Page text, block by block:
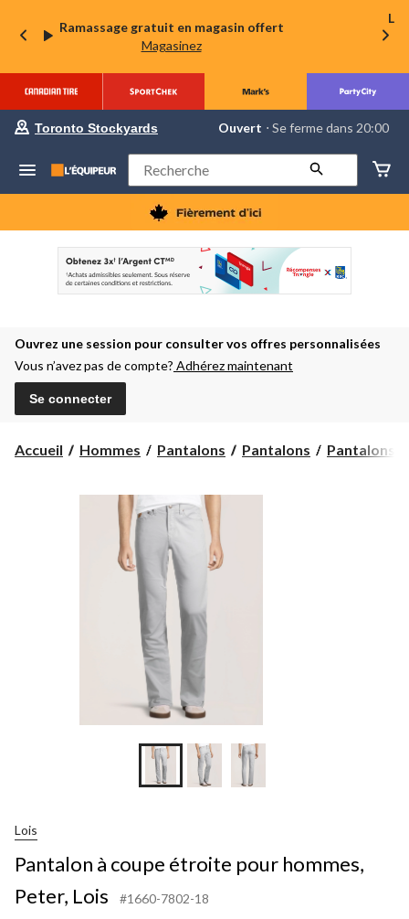
Ramassage gratuit en magasin offert
Magasinez
La
votre
préféré
Toronto
Stockyards,
courament
Ouvert,
ferme
dans
à
changer
Toronto Stockyards Ouvert ⋅ Se ferme dans 20:00
Rechercher
Ouvrez une session pour consulter vos offres personnalisées
Vous n’avez pas de compte? Adhérez maintenant
Se connecter
Accueil Hommes Pantalons Pantalons Pantalons
Lois
Pantalon à coupe étroite pour hommes,
Peter, Lois
#1660-7802-18